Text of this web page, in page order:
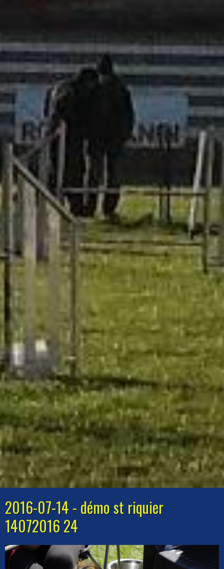
2016-07-14 - démo st riquier
14072016 24